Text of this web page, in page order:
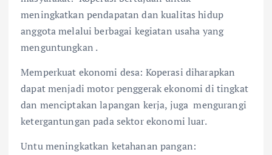
meningkatkan pendapatan dan kualitas hidup
anggota melalui berbagai kegiatan usaha yang
menguntungkan .
Memperkuat ekonomi desa: Koperasi diharapkan
dapat menjadi motor penggerak ekonomi di tingkat
dan menciptakan lapangan kerja, juga mengurangi
ketergantungan pada sektor ekonomi luar.
Untu meningkatkan ketahanan pangan: